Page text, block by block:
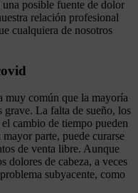
posible fuente de dolor
relación profesional
cualquiera de nosotros
muy común que la mayoría
grave. La falta de sueño, los
cambio de tiempo pueden
parte, puede curarse
de venta libre. Aunque
dolores de cabeza, a veces
subyacente, como